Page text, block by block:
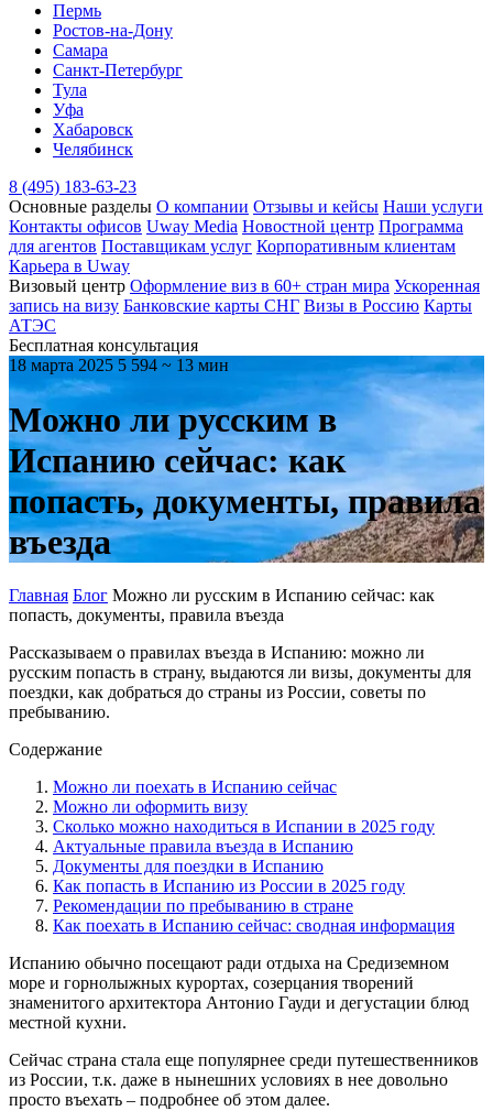
Пермь
Ростов-на-Дону
Самара
Санкт-Петербург
Тула
Уфа
Хабаровск
Челябинск
8 (495) 183-63-23
Основные разделы О компании Отзывы и кейсы Наши услуги
Контакты офисов Uway Media Новостной центр Программа
для агентов Поставщикам услуг Корпоративным клиентам
Карьера в Uway
Визовый центр Оформление виз в 60+ стран мира Ускоренная
запись на визу Банковские карты СНГ Визы в Россию Карты
АТЭС
Бесплатная консультация
18 марта 2025 5 594 ~ 13 мин
Можно ли русским в
Испанию сейчас: как
попасть, документы, правила
въезда
Главная Блог Можно ли русским в Испанию сейчас: как
попасть, документы, правила въезда
Рассказываем о правилах въезда в Испанию: можно ли
русским попасть в страну, выдаются ли визы, документы для
поездки, как добраться до страны из России, советы по
пребыванию.
Содержание
Можно ли поехать в Испанию сейчас
Можно ли оформить визу
Сколько можно находиться в Испании в 2025 году
Актуальные правила въезда в Испанию
Документы для поездки в Испанию
Как попасть в Испанию из России в 2025 году
Рекомендации по пребыванию в стране
Как поехать в Испанию сейчас: сводная информация
Испанию обычно посещают ради отдыха на Средиземном
море и горнолыжных курортах, созерцания творений
знаменитого архитектора Антонио Гауди и дегустации блюд
местной кухни.
Сейчас страна стала еще популярнее среди путешественников
из России, т.к. даже в нынешних условиях в нее довольно
просто въехать – подробнее об этом далее.